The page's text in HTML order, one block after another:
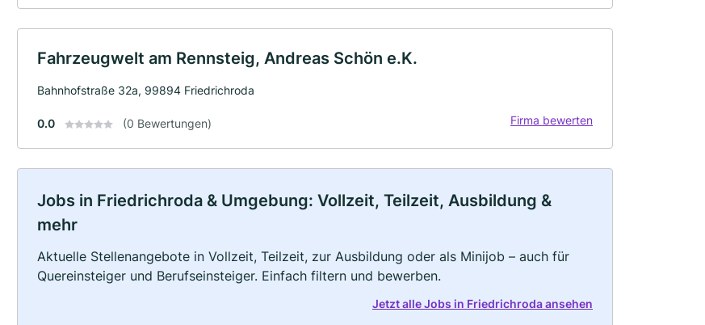
Fahrzeugwelt am Rennsteig, Andreas Schön e.K.
Bahnhofstraße 32a, 99894 Friedrichroda
0.0 (0 Bewertungen) Firma bewerten
Jobs in Friedrichroda & Umgebung: Vollzeit, Teilzeit, Ausbildung &
mehr
Aktuelle Stellenangebote in Vollzeit, Teilzeit, zur Ausbildung oder als Minijob – auch für
Quereinsteiger und Berufseinsteiger. Einfach filtern und bewerben.
Jetzt alle Jobs in Friedrichroda ansehen